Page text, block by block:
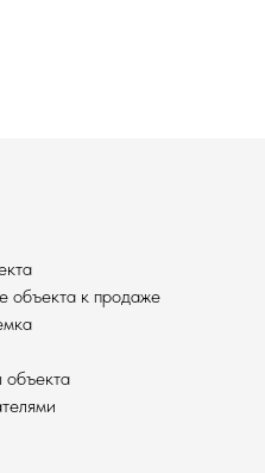
объекта к продаже
объекта